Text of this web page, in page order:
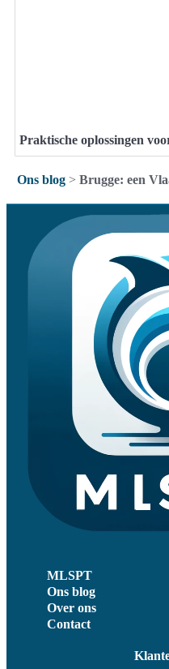
Praktische oplossingen
Ons blog > Brugge: een
MLSPT
Ons blog
Over ons
Contact